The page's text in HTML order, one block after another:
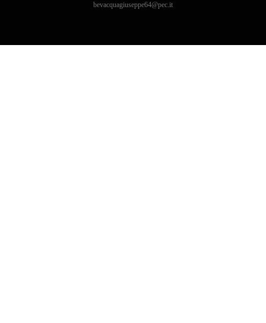
bevacquagiuseppe64@pec.it